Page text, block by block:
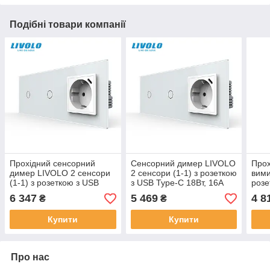
Подібні товари компанії
Прохідний сенсорний
димер LIVOLO 2 сенсори
(1-1) з розеткою з USB
Type-C 18Вт, білий скло,
заземлення
6 347 ₴
Купити
Сенсорний димер LIVOLO
2 сенсори (1-1) з розеткою
з USB Type-C 18Вт, 16A
230V, заземлення, білий
скло
5 469₴
Купити
Вт,
4
Про нас